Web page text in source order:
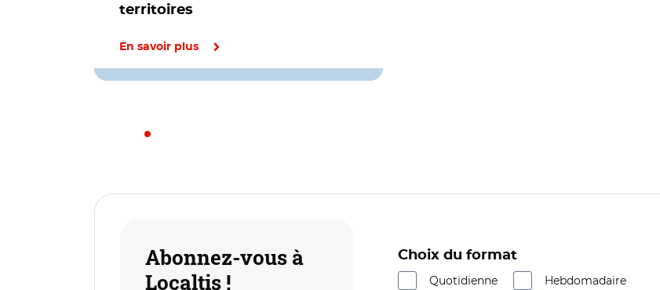
territoires
En savoir plus
Abonnez-vous à
Localtis !
Choix du format
Quotidienne
Hebdomadaire